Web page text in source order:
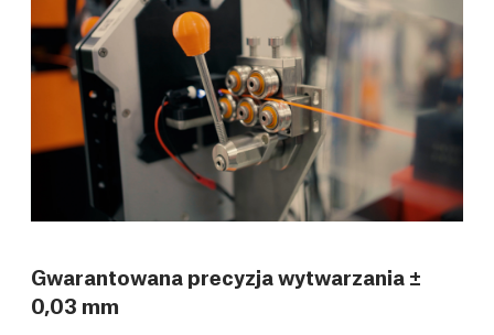
Gwarantowana precyzja wytwarzania ±
0,03 mm